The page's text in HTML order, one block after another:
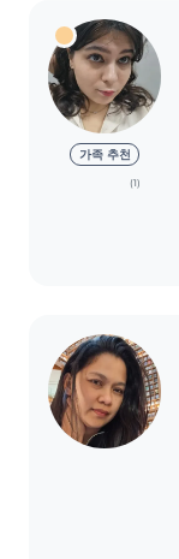
가족 추천
(1)